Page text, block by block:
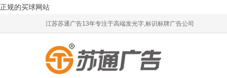
正规的买球网站
江苏苏通广告13年专注于高端发光字,标识标牌广告公司